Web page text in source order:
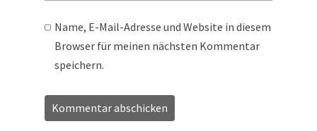
Name, E-Mail-Adresse und Website in diesem
Browser für meinen nächsten Kommentar
speichern.